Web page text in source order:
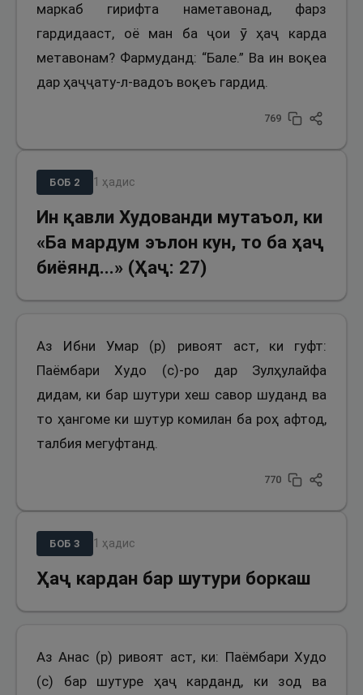
маркаб гирифта наметавонад, фарз
гардидааст, оё ман ба ҷои ӯ ҳаҷ карда
метавонам? Фармуданд: “Бале.” Ва ин воқеа
дар ҳаҷҷату-л-вадоъ воқеъ гардид.
769
БОБ 2 1 ҳадис
Ин қавли Худованди мутаъол, ки
«Ба мардум эълон кун, то ба ҳаҷ
биёянд...» (Ҳаҷ: 27)
Аз Ибни Умар (р) ривоят аст, ки гуфт:
Паёмбари Худо (с)-ро дар Зулҳулайфа
дидам, ки бар шутури хеш савор шуданд ва
то ҳангоме ки шутур комилан ба роҳ афтод,
талбия мегуфтанд.
770
БОБ 3 1 ҳадис
Ҳаҷ кардан бар шутури боркаш
Аз Анас (р) ривоят аст, ки: Паёмбари Худо
(с) бар шутуре ҳаҷ карданд, ки зод ва